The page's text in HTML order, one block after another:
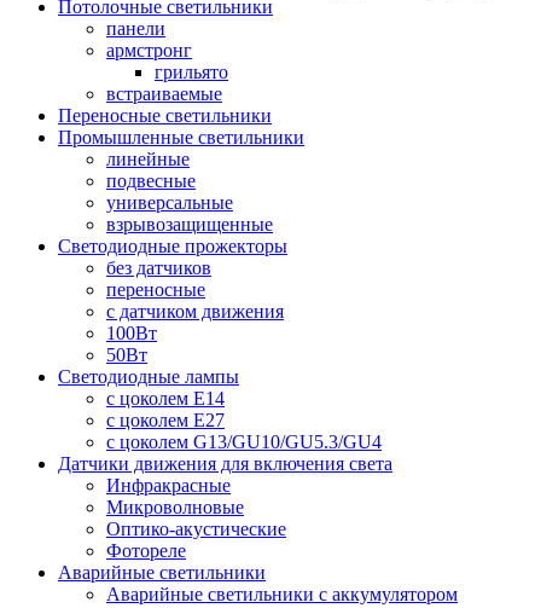
Потолочные светильники
панели
армстронг
грильято
встраиваемые
Переносные светильники
Промышленные светильники
линейные
подвесные
универсальные
взрывозащищенные
Светодиодные прожекторы
без датчиков
переносные
с датчиком движения
100Вт
50Вт
Светодиодные лампы
с цоколем E14
с цоколем E27
с цоколем G13/GU10/GU5.3/GU4
Датчики движения для включения света
Инфракрасные
Микроволновые
Оптико-акустические
Фотореле
Аварийные светильники
Аварийные светильники с аккумулятором